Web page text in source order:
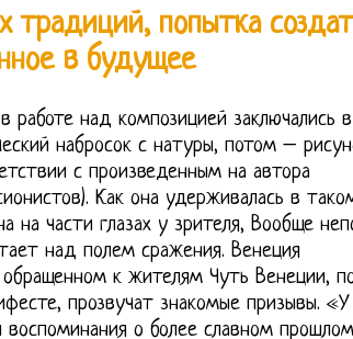
традиций, попытка
в будущее
над композицией заключались в
набросок с натуры, потом –
с произведенным на автора
Как она удерживалась в
на части глазах у зрителя, Вообще
над полем сражения. Венеция
обращенном к жителям Чуть Венеции,
прозвучат знакомые призывы. «У
о более славном